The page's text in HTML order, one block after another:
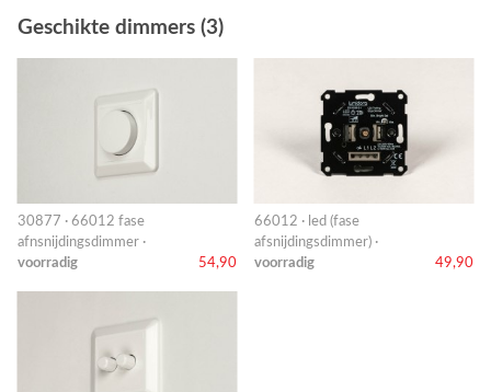
Geschikte dimmers (3)
30877 · 66012 fase
afnsnijdingsdimmer ·
voorradig
54,90
66012 · led (fase
afsnijdingsdimmer) ·
voorradig
49,90